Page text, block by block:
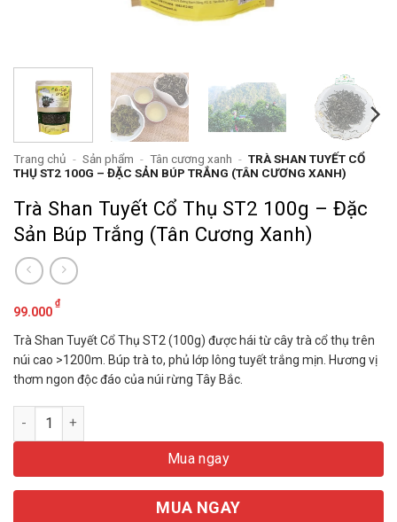
Trang chủ - Sản phẩm - Tân cương xanh - TRÀ SHAN TUYẾT CỔ
THỤ ST2 100G – ĐẶC SẢN BÚP TRẮNG (TÂN CƯƠNG XANH)
Trà Shan Tuyết Cổ Thụ ST2 100g – Đặc
Sản Búp Trắng (Tân Cương Xanh)
99.000
₫
Trà Shan Tuyết Cổ Thụ ST2 (100g) được hái từ cây trà cổ thụ trên
núi cao >1200m. Búp trà to, phủ lớp lông tuyết trắng mịn. Hương vị
thơm ngon độc đáo của núi rừng Tây Bắc.
Trà Shan Tuyết Cổ Thụ ST2 100g - Đặc Sản Búp Trắng (Tân
Mua ngay
MUA NGAY